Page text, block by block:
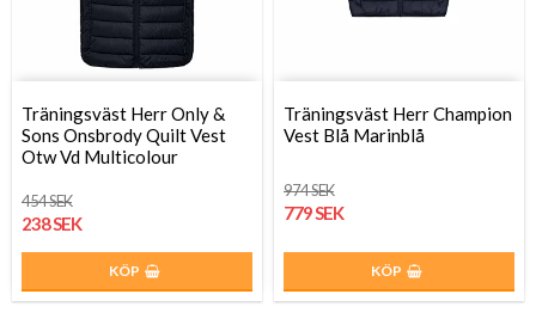
Träningsväst Herr Only &
Sons Onsbrody Quilt Vest
Otw Vd Multicolour
454 SEK
238 SEK
KÖP
Träningsväst Herr Champion
Vest Blå Marinblå
974 SEK
779 SEK
KÖP